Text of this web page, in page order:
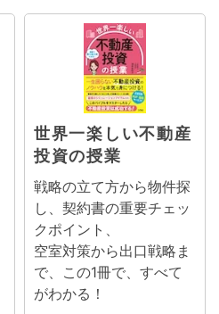
世界一楽しい不動産
投資の授業
戦略の立て方から物件探
し、契約書の重要チェッ
クポイント、
空室対策から出口戦略ま
で、この1冊で、すべて
がわかる！